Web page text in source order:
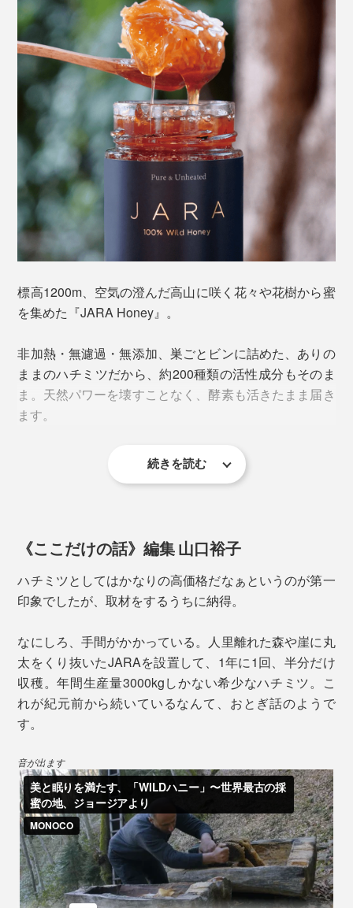
人工的なものから隔離し、自然の環境にこだわった厳し
い規定を設けていることもあり、年々担い手が減少。今
では約120人の採蜜家のみ、年間でも約3000kgしか採れ
このJARAによるハチミツ生産技術は、ジョージア文化
「WILDタイプ」は、JARAから収穫したハチミツたっぷ
りの巣をそのままビン詰めにしたもの。巣の中で十分に
熟成したハチミツが、琥珀色に輝きます。
固形のまま残っている巣は噛みごたえがあるものの、ハ
チミツの味わいを損なうことはなく、パンやグラノーラ
などと一緒に食べると、ほとんど気になりません。
「NOBLEタイプ」は、巣を粉砕して溶け込ませている
化し、ビンの中で発酵しているため、ワインのような香
りと濃厚さが特徴。表面の泡立ちは、酵素が生きている
どちらも芳醇な味わいなのに、すっきりとした甘さで、
う。
そのおいしさは、ジョージア・アジャラ地方の大自然
と、花々の受粉を支えてきたコーカサス・ミツバチの特
性の掛け合わせによる賜物。
コーカサスミツバチは、他のミツバチより0.5mm以上長
標高1200m、空気の澄んだ高山に咲く花々や花樹から蜜
を集めた『JARA Honey』。
非加熱・無濾過・無添加、巣ごとビンに詰めた、ありの
ままのハチミツだから、約200種類の活性成分もそのま
ま。天然パワーを壊すことなく、酵素も活きたまま届き
ます。
壁の材料になっている「蜜ロウ」は、働きバチの腹部の
腺から分泌されたもので、ビタミンやミネラルが豊富。
コスメなどの原料としても使われています。
もの。採取された巣には、ハチそのものは入っていませ
ん。
続きを読む
《ここだけの話》編集 山口裕子
ハチミツとしてはかなりの高価格だなぁというのが第一
印象でしたが、取材をするうちに納得。
なにしろ、手間がかかっている。人里離れた森や崖に丸
太をくり抜いたJARAを設置して、1年に1回、半分だけ
収穫。年間生産量3000kgしかない希少なハチミツ。こ
れが紀元前から続いているなんて、おとぎ話のようで
す。
音が出ます